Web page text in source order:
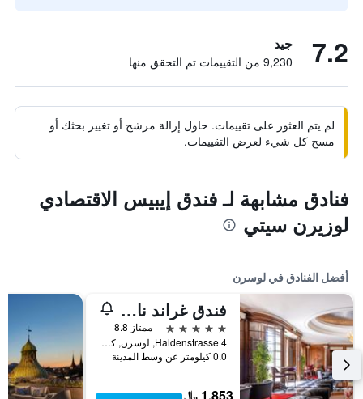
7.2 جيد
9,230 من التقييمات تم التحقق منها
لم يتم العثور على تقييمات. حاول إزالة مرشح أو تغيير بحثك أو
مسح كل شيء لعرض التقييمات.
فنادق مشابهة لـ فندق إيبيس الاقتصادي
لوزيرن سيتي
أفضل الفنادق في لوسرن
فندق غراند ناسيونال لوتزيرن
5 نجوم
ممتاز 8.8
Haldenstrasse 4, لوسرن, كانتون لوسيرن, سويسرا
0.0 كيلومتر عن وسط المدينة